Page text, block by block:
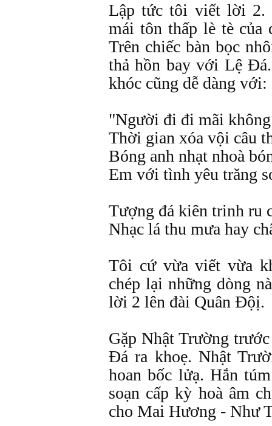
Lập tức tôi viết lời 2.
mái tôn thấp lè tè của
Trên chiếc bàn bọc
thả hồn bay với Lệ
khóc cũng dễ dàng với:
"Người đi đi mãi
Thời gian xóa vội câu
Bóng anh nhạt nhoà
Em với tình yêu trăng
Tượng đá kiên trinh ru
Nhạc lá thu mưa hay
Tôi cứ vừa viết vừa
chép lại những dòng
lời 2 lên đài Quân Độị.
Gặp Nhật Trường
Đá ra khoẹ. Nhật
hoan bốc lửạ. Hắn
soạn cấp kỳ hoà âm
cho Mai Hương - Như